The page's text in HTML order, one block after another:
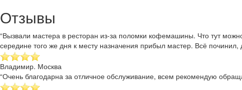
Отзывы
“Вызвали мастера в ресторан из-за поломки кофемашины. Что тут
середине того же дня к месту назначения прибыл мастер. Всё
Владимир. Москва
“Очень благодарна за отличное обслуживание, всем рекомендую